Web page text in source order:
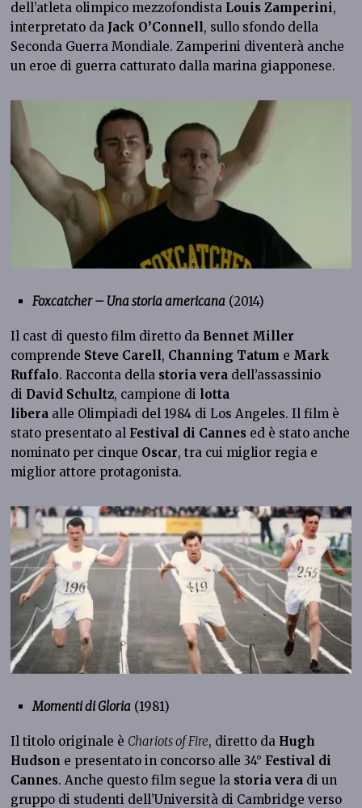
dell’atleta olimpico mezzofondista Louis Zamperini,
interpretato da Jack O’Connell, sullo sfondo della
Seconda Guerra Mondiale. Zamperini diventerà anche
un eroe di guerra catturato dalla marina giapponese.
Foxcatcher – Una storia americana(2014)
Il cast di questo film diretto da Bennet Miller
comprende Steve Carell , Channing Tatum e Mark
Ruffalo. Racconta della storia vera dell’assassinio
di David Schultz, campione di lotta
libera alle Olimpiadi del 1984 di Los Angeles. Il film è
stato presentato al Festival di Cannes ed è stato anche
nominato per cinque Oscar, tra cui miglior regia e
miglior attore protagonista.
Momenti di Gloria(1981)
Il titolo originale è Chariots of Fire, diretto da Hugh
Hudson e presentato in concorso alle 34° Festival di
Cannes. Anche questo film segue la storia vera di un
gruppo di studenti dell’Università di Cambridge verso